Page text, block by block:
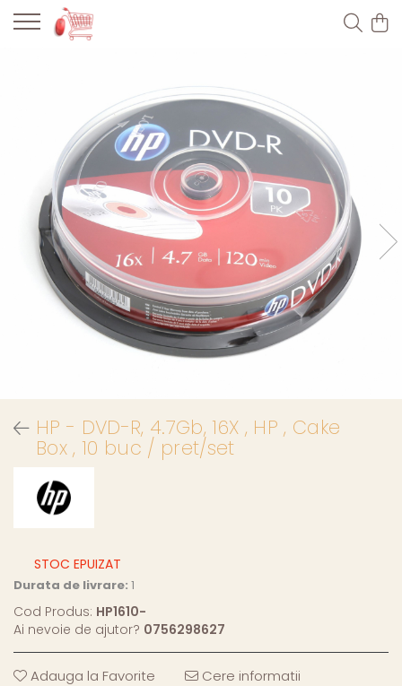
HP - DVD-R, 4.7Gb, 16X , HP , Cake
Box , 10 buc / pret/set
STOC EPUIZAT
Durata de livrare: 1
Cod Produs: HP1610-
Ai nevoie de ajutor? 0756298627
Adauga la Favorite Cere informatii